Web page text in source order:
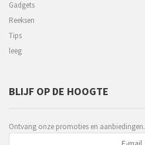
Gadgets
Reeksen
Tips
leeg
BLIJF OP DE HOOGTE
Ontvang onze promoties en aanbiedingen.